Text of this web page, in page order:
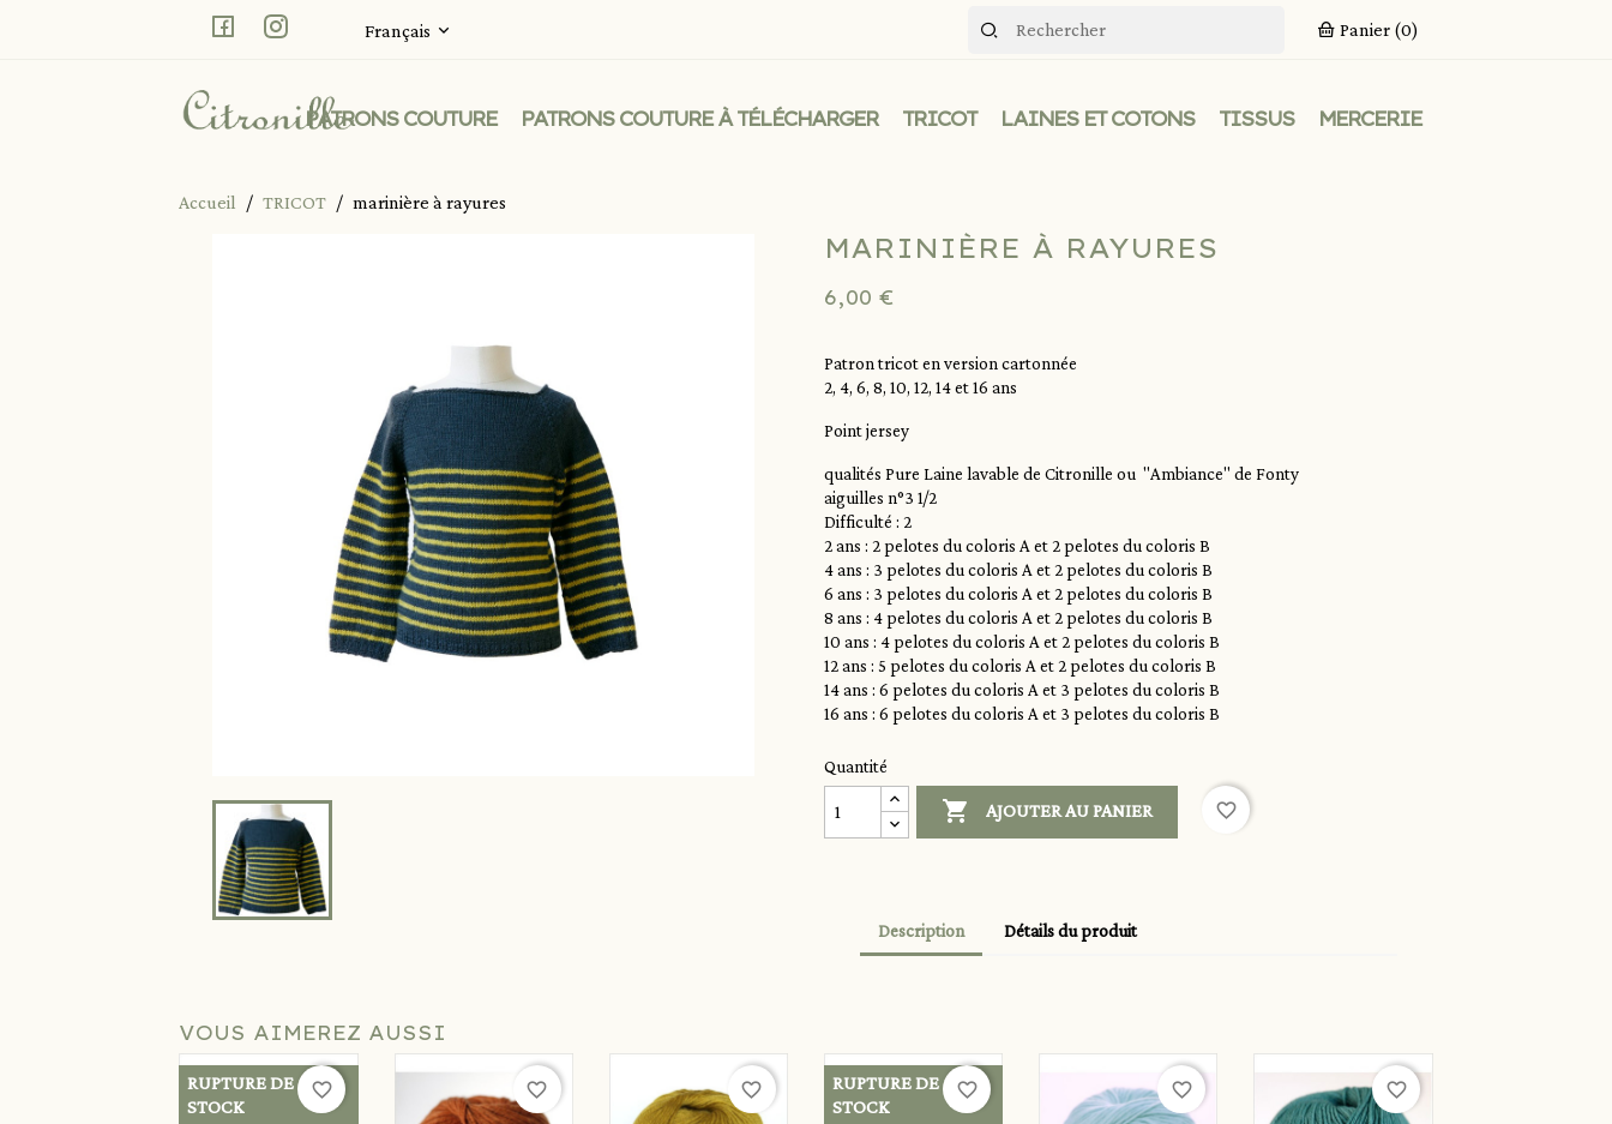
Facebook
Français
Panier (0)
PATRONS COUTURE PATRONS COUTURE À TÉLÉCHARGER TRICOT LAINES ET COTONS TISSUS MERCERIE
Accueil TRICOT marinière à rayures
MARINIÈRE À RAYURES
6,00 €
Patron tricot en version cartonnée
2, 4, 6, 8, 10, 12, 14 et 16 ans
Point jersey
qualités Pure Laine lavable de Citronille ou "Ambiance" de Fonty
aiguilles n°3 1/2
Difficulté : 2
2 ans : 2 pelotes du coloris A et 2 pelotes du coloris B
4 ans : 3 pelotes du coloris A et 2 pelotes du coloris B
6 ans : 3 pelotes du coloris A et 2 pelotes du coloris B
8 ans : 4 pelotes du coloris A et 2 pelotes du coloris B
10 ans : 4 pelotes du coloris A et 2 pelotes du coloris B
12 ans : 5 pelotes du coloris A et 2 pelotes du coloris B
14 ans : 6 pelotes du coloris A et 3 pelotes du coloris B
16 ans : 6 pelotes du coloris A et 3 pelotes du coloris B
Quantité
 AJOUTER AU PANIER favorite_border
Description Détails du produit
VOUS AIMEREZ AUSSI
RUPTURE DE
STOCK
favorite_border favorite_border favorite_border
RUPTURE DE
STOCK
favorite_border favorite_border favorite_border